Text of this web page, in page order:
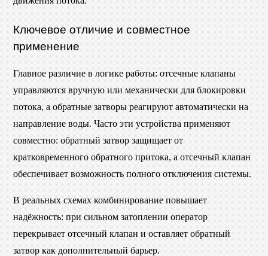
Ключевое отличие и совместное
применение
Главное различие в логике работы: отсечные клапаны
управляются вручную или механически для блокировки
потока, а обратные затворы реагируют автоматически на
направление воды. Часто эти устройства применяют
совместно: обратный затвор защищает от
кратковременного обратного притока, а отсечный клапан
обеспечивает возможность полного отключения системы.
В реальных схемах комбинирование повышает
надёжность: при сильном затоплении оператор
перекрывает отсечный клапан и оставляет обратный
затвор как дополнительный барьер.